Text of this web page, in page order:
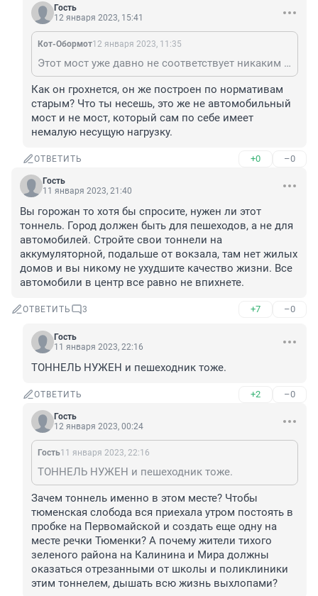
Гость
12 января 2023, 15:41
Кот-Обормот12 января 2023, 11:35
Этот мост уже давно не соответствует никаким нормам безопасности.Или гораздо круче когда он гррохнется вместе с людьми.А то что по нему ходить невозможно-это нормально?Скользкий ,качающийся ,с крутыми и опасными(опять скользко и нечищено)ступенями.Открыт всем ветрам и непогоде.И в каком веке его последний раз ремонтировали? или никогда?
Как он грохнется, он же построен по нормативам
старым? Что ты несешь, это же не автомобильный
мост и не мост, который сам по себе имеет
немалую несущую нагрузку.
ОТВЕТИТЬ +0 –0
Гость
11 января 2023, 21:40
Вы горожан то хотя бы спросите, нужен ли этот
тоннель. Город должен быть для пешеходов, а не для
автомобилей. Стройте свои тоннели на
аккумуляторной, подальше от вокзала, там нет жилых
домов и вы никому не ухудшите качество жизни. Все
автомобили в центр все равно не впихнете.
ОТВЕТИТЬ 3 +7 –0
Гость
11 января 2023, 22:16
ТОННЕЛЬ НУЖЕН и пешеходник тоже.
ОТВЕТИТЬ +2 –0
Гость
12 января 2023, 00:24
Гость11 января 2023, 22:16
ТОННЕЛЬ НУЖЕН и пешеходник тоже.
Зачем тоннель именно в этом месте? Чтобы
тюменская слобода вся приехала утром постоять в
пробке на Первомайской и создать еще одну на
месте речки Тюменки? А почему жители тихого
зеленого района на Калинина и Мира должны
оказаться отрезанными от школы и поликлиники
этим тоннелем, дышать всю жизнь выхлопами?